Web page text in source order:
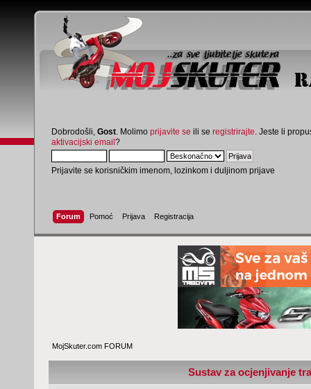
Dobrodošli, Gost . Molimo prijavite se ili se registrirajte . Jeste li
aktivacijski email?
Prijavite se korisničkim imenom, lozinkom i duljinom prijave
Forum Pomoć Prijava Registracija
MojSkuter.com FORUM
Sustav za ocjenjivanje